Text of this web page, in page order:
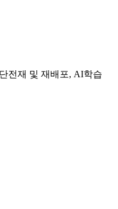
전재 및 재배포, AI학습